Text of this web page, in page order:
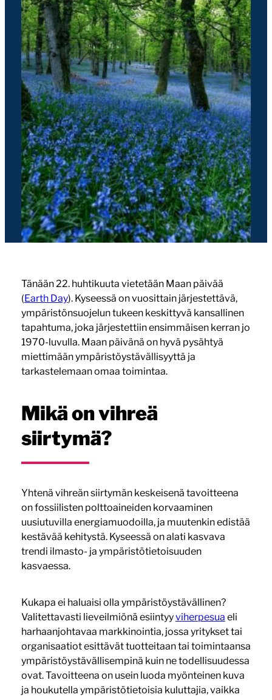
Tänään 22. huhtikuuta vietetään Maan päivää
(Earth Day). Kyseessä on vuosittain järjestettävä,
ympäristönsuojelun tukeen keskittyvä kansallinen
tapahtuma, joka järjestettiin ensimmäisen kerran jo
1970-luvulla. Maan päivänä on hyvä pysähtyä
miettimään ympäristöystävällisyyttä ja
tarkastelemaan omaa toimintaa.
Mikä on vihreä
siirtymä?
Yhtenä vihreän siirtymän keskeisenä tavoitteena
on fossiilisten polttoaineiden korvaaminen
uusiutuvilla energiamuodoilla, ja muutenkin edistää
kestävää kehitystä. Kyseessä on alati kasvava
trendi ilmasto- ja ympäristötietoisuuden
kasvaessa.
Kukapa ei haluaisi olla ympäristöystävällinen?
Valitettavasti lieveilmiönä esiintyyviherpesua eli
harhaanjohtavaa markkinointia, jossa yritykset tai
organisaatiot esittävät tuotteitaan tai toimintaansa
ympäristöystävällisempinä kuin ne todellisuudessa
ovat. Tavoitteena on usein luoda myönteinen kuva
ja houkutella ympäristötietoisia kuluttajia, vaikka